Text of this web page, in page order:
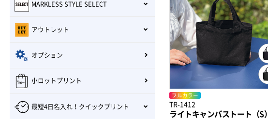
フルカラー
TR-1412
ライトキャンバストート（S）
MARKLESS STYLE SELECT
アウトレット
オプション
小ロットプリント
最短4日名入れ！クイックプリント